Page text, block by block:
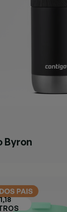
Byron